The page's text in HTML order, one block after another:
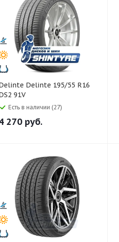
Delinte 195/55 R16
91V
Есть в наличии (27)
270 руб.